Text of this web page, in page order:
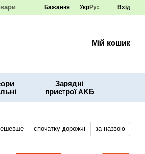
Бажання УкрРус Вхід
Мій кошик
Зарядні
пристрої AKБ
спочатку дорожчі за назвою